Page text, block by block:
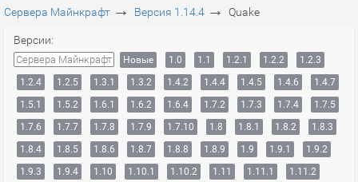
Сервера Майнкрафт → Версия 1.14.4 → Quake
Версии:
Сервера Майнкрафт Новые 1.0 1.1 1.2.1 1.2.2
1.2.3
1.2.4
1.2.5 1.3.1 1.3.2 1.4.2 1.4.4 1.4.5 1.4.6
1.4.7
1.5.1
1.5.2 1.6.1 1.6.2 1.6.4 1.7.2 1.7.3 1.7.4
1.7.5
1.7.6
1.7.7 1.7.8 1.7.9 1.7.10 1.8 1.8.1 1.8.2
1.8.3
1.8.4
1.8.5 1.8.6 1.8.7 1.8.8 1.8.9 1.9 1.9.1
1.9.2
1.9.3
1.9.4 1.10 1.10.1 1.10.2 1.11 1.11.1
1.11.2